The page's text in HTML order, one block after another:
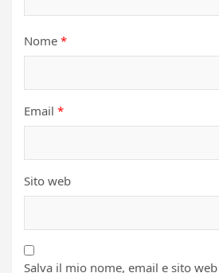
Nome *
Email *
Sito web
Salva il mio nome, email e sito